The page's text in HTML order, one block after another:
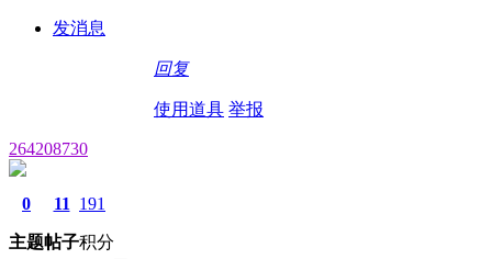
发消息
回复
使用道具 举报
264208730
0
主题
11
帖子
191
积分